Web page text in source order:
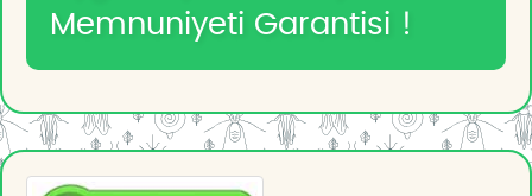
Memnuniyeti Garantisi !